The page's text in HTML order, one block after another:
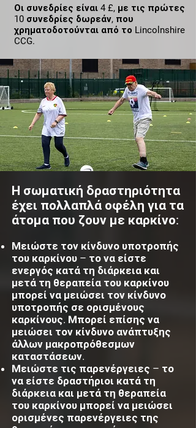
Οι συνεδρίες είναι 4 £, με τις πρώτες
10 συνεδρίες δωρεάν, που
χρηματοδοτούνται από το Lincolnshire
CCG.
Η σωματική δραστηριότητα
έχει πολλαπλά οφέλη για τα
άτομα που ζουν με καρκίνο:
Μειώστε τον κίνδυνο υποτροπής
του καρκίνου – το να είστε
ενεργός κατά τη διάρκεια και
μετά τη θεραπεία του καρκίνου
μπορεί να μειώσει τον κίνδυνο
υποτροπής σε ορισμένους
καρκίνους. Μπορεί επίσης να
μειώσει τον κίνδυνο ανάπτυξης
άλλων μακροπρόθεσμων
καταστάσεων.
Μειώστε τις παρενέργειες – το
να είστε δραστήριοι κατά τη
διάρκεια και μετά τη θεραπεία
του καρκίνου μπορεί να μειώσει
ορισμένες παρενέργειες της